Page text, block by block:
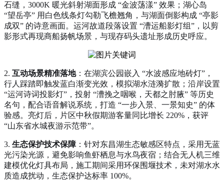
石缝，3000K 暖光斜射湖面形成 “金波荡漾” 效果；湖心岛
“望岳亭” 用白色线条灯勾勒飞檐翘角，与湖面倒影构成 “亭影
成双” 的诗意画面。运河故道段落设置 “漕运船影灯组”，以剪
影形式再现商船扬帆场景，与现存码头遗址形成历史呼应。
2. 互动场景精准落地：在湖滨公园嵌入 “水波感应地砖灯”，
行人踩踏即触发蓝白渐变光效，模拟湖水涟漪扩散；沿岸设置
“运河诗词投影灯”，投射 “漕挽之咽喉，天都之肘腋” 等历史
名句，配合语音解说系统，打造 “一步入景、一景知史” 的体
验感。亮灯后，片区中秋假期游客量同比增长 220%，获评
“山东省水城夜游示范带”。
3. 生态保护技术保障：针对东昌湖生态敏感区特点，采用无蓝
光污染光源，避免影响鱼虾栖息与水鸟夜宿；结合无人机三维
建模优化灯具布局，施工期间采用环保围堰技术，未对湖水水
质造成扰动，生态保护达标率 100%。